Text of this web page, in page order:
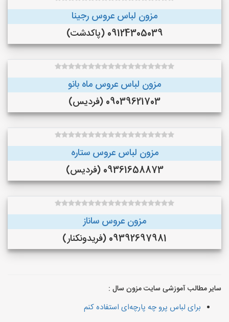
مزون لباس عروس رجینا
09124305039 (پاکدشت)
مزون لباس عروس ماه بانو
09039621703 (فردیس)
مزون لباس عروس ستاره
09361658873 (فردیس)
مزون عروس ساناز
09392697981 (فريدونكنار)
سایر مطالب آموزشی سایت مزون سال :
برای لباس پرو چه پارچه‌ای استفاده کنم